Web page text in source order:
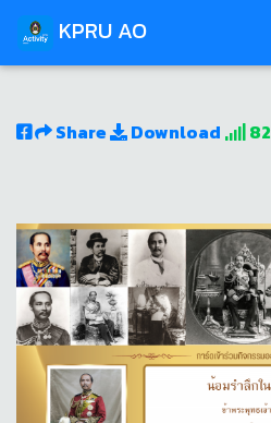
KPRU AO
Share Download
82